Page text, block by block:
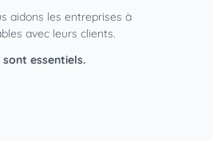
aidons les entreprises à
avec leurs clients.
sont essentiels.